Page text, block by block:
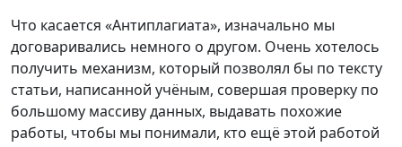
Что касается «Антиплагиата», изначально мы
договаривались немного о другом. Очень хотелось
получить механизм, который позволял бы по тексту
статьи, написанной учёным, совершая проверку по
большому массиву данных, выдавать похожие
работы, чтобы мы понимали, кто ещё этой работой